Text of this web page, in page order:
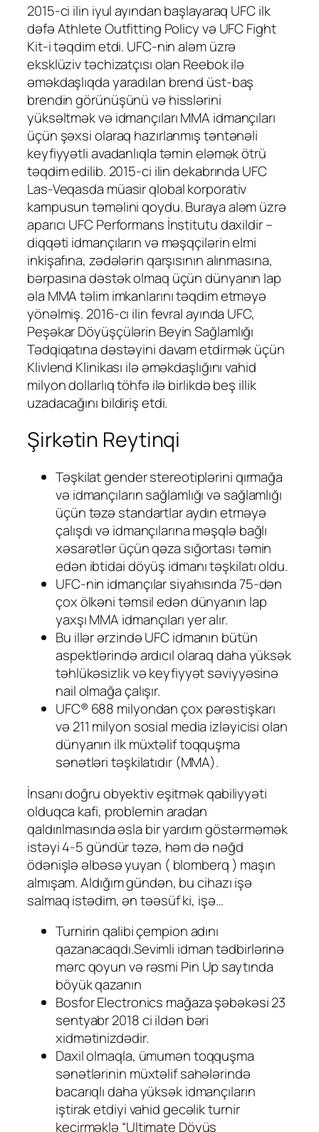
2015-ci ilin iyul ayından başlayaraq UFC ilk
dəfə Athlete Outfitting Policy və UFC Fight
Kit-i təqdim etdi. UFC-nin aləm üzrə
eksklüziv təchizatçısı olan Reebok ilə
əməkdaşlıqda yaradılan brend üst-baş
brendin görünüşünü və hisslərini
yüksəltmək və idmançıları MMA idmançıları
üçün şəxsi olaraq hazırlanmış təntənəli
keyfiyyətli avadanlıqla təmin eləmək ötrü
təqdim edilib. 2015-ci ilin dekabrında UFC
Las-Veqasda müasir qlobal korporativ
kampusun təməlini qoydu. Buraya aləm üzrə
aparıcı UFC Performans İnstitutu daxildir –
diqqəti idmançıların və məşqçilərin elmi
inkişafına, zədələrin qarşısının alınmasına,
bərpasına dəstək olmaq üçün dünyanın lap
əla MMA təlim imkanlarını təqdim etməyə
yönəlmiş. 2016-cı ilin fevral ayında UFC,
Peşəkar Döyüşçülərin Beyin Sağlamlığı
Tədqiqatına dəstəyini davam etdirmək üçün
Klivlend Klinikası ilə əməkdaşlığını vahid
milyon dollarlıq töhfə ilə birlikdə beş illik
uzadacağını bildiriş etdi.
Şirkətin Reytinqi
Təşkilat gender stereotiplərini qırmağa
və idmançıların sağlamlığı və sağlamlığı
üçün təzə standartlar aydın etməyə
çalışdı və idmançılarına məşqlə bağlı
xəsarətlər üçün qəza sığortası təmin
edən ibtidai döyüş idmanı təşkilatı oldu.
UFC-nin idmançılar siyahısında 75-dən
çox ölkəni təmsil edən dünyanın lap
yaxşı MMA idmançıları yer alır.
Bu illər ərzində UFC idmanın bütün
aspektlərində ardıcıl olaraq daha yüksək
təhlükəsizlik və keyfiyyət səviyyəsinə
nail olmağa çalışır.
UFC® 688 milyondan çox pərəstişkarı
və 211 milyon sosial media izləyicisi olan
dünyanın ilk müxtəlif toqquşma
sənətləri təşkilatıdır (MMA).
İnsanı doğru obyektiv eşitmək qabiliyyəti
olduqca kafi, problemin aradan
qaldırılmasında əsla bir yardım göstərməmək
istəyi 4-5 gündür təzə, həm də nəğd
ödənişlə əlbəsə yuyan ( blomberq ) maşın
almışam. Aldığım gündən, bu cihazı işə
salmaq istədim, ən təəsüf ki, işə…
Turnirin qalibi çempion adını
qazanacaqdı.Sevimli idman tədbirlərinə
mərc qoyun və rəsmi Pin Up saytında
böyük qazanın
Bosfor Electronics mağaza şəbəkəsi 23
sentyabr 2018 ci ildən bəri
xidmətinizdədir.
Daxil olmaqla, ümumən toqquşma
sənətlərinin müxtəlif sahələrində
bacarıqlı daha yüksək idmançıların
iştirak etdiyi vahid gecəlik turnir
keçirməklə “Ultimate Döyüş